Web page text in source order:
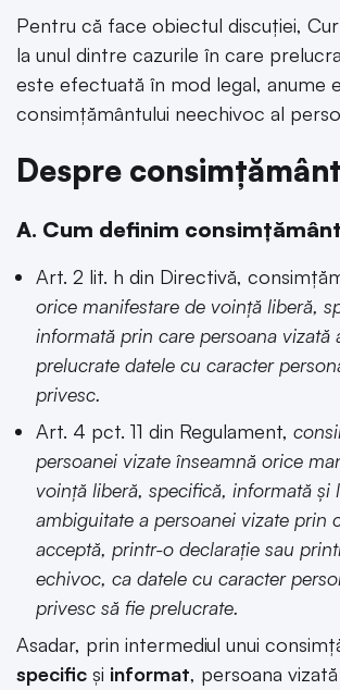
Pentru că face obiectul discuției,
la unul dintre cazurile în care
este efectuată în mod legal, anume
consimțământului neechivoc al
Despre consimțământ
A. Cum definim
Art. 2 lit. h din Directivă,
orice manifestare de voință liberă,
informată prin care persoana vizată
prelucrate datele cu caracter
privesc.
Art. 4 pct. 11 din Regulament,
persoanei vizate înseamnă orice
voință liberă, specifică, informată și
ambiguitate a persoanei vizate prin
acceptă, printr-o declarație sau
echivoc, ca datele cu caracter
privesc să fie prelucrate.
Asadar, prin intermediul unui
specific și informat, persoana vizată